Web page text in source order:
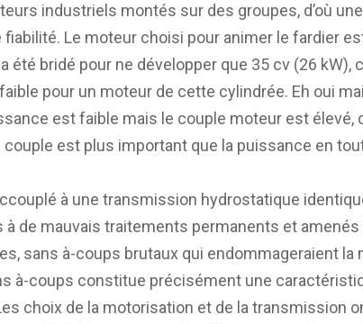
industriels montés sur des groupes, d’où
Le moteur choisi pour animer le fardier
été bridé pour ne développer que 35 cv (26 kW),
pour un moteur de cette cylindrée. Eh oui
est faible mais le couple moteur est élevé,
couple est plus important que la puissance en
à une transmission hydrostatique
à de mauvais traitements permanents et
sans à-coups brutaux qui endommageraient la
à-coups constitue précisément une
choix de la motorisation et de la transmission